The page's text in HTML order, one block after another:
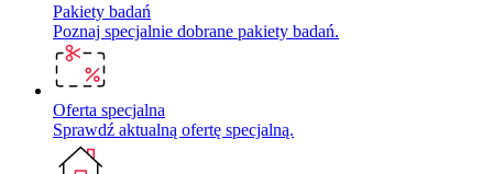
Pakiety badań
Poznaj specjalnie dobrane pakiety badań.
Oferta specjalna
Sprawdź aktualną ofertę specjalną.